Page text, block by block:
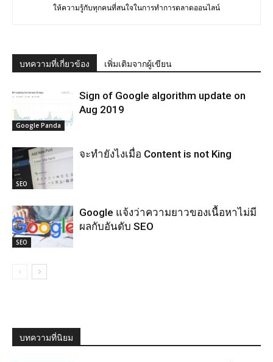
ให้ความรู้กับทุกคนที่สนใจในการทำการตลาดออนไลน์
บทความที่เกี่ยวข้อง เพิ่มเติมจากผู้เขียน
Google Panda
Sign of Google algorithm update on
Aug 2019
SEO
จะทำยังไงเมื่อ Content is not King
SEO
Google แจ้งว่าความยาวของเนื้อหาไม่มี
ผลกับอันดับ SEO
บทความที่นิยม